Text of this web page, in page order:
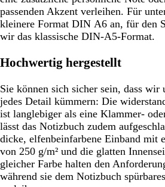
passenden Akzent verleihen. Für
kleinere Format DIN A6 an, für den
wir das klassische DIN-A5-Format.
Hochwertig hergestellt
Sie können sich sicher sein, dass
jedes Detail kümmern: Die
ist langlebiger als eine Klammer-
lässt das Notizbuch zudem
dicke, elfenbeinfarbene Einband mit
von 250 g/m² und die glatten
gleicher Farbe halten den
während sie dem Notizbuch